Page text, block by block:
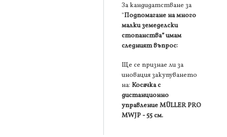
За кандидатстване за
"Подпомагане на много
малки земеделски
стопанства“ имам
следният въпрос:
Ще се признае ли за
иновация закупуването
на: Косачка с
дистанционно
управление MÜLLER PRO
MWJP - 55 см.